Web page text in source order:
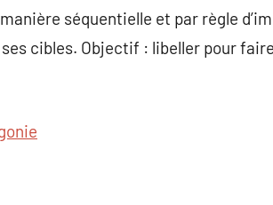
séquentielle et par règle
cibles. Objectif : libeller pour